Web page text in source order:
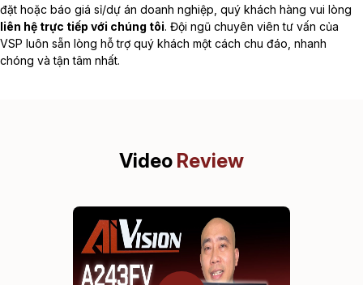
đặt hoặc báo giá sỉ/dự án doanh nghiệp, quý khách hàng vui lòng
liên hệ trực tiếp với chúng tôi. Đội ngũ chuyên viên tư vấn của
VSP luôn sẵn lòng hỗ trợ quý khách một cách chu đáo, nhanh
chóng và tận tâm nhất.
Video Review